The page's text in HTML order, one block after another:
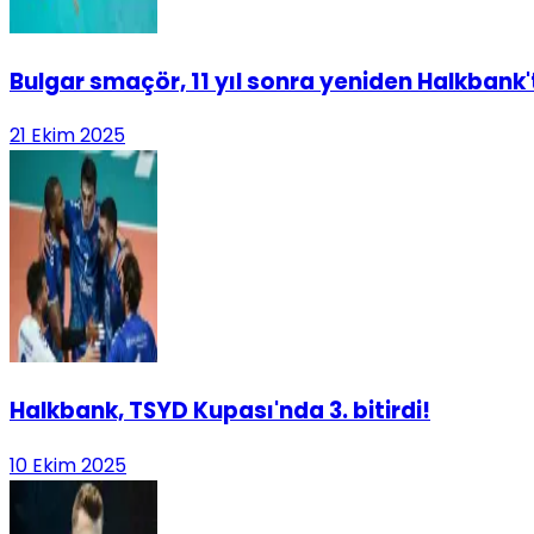
Bulgar smaçör, 11 yıl sonra yeniden
21 Ekim 2025
Halkbank, TSYD Kupası'nda 3. bitirdi!
10 Ekim 2025